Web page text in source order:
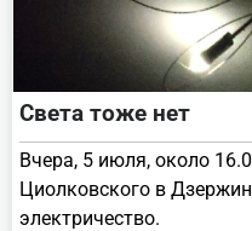
Света тоже нет
Вчера, 5 июля, около
Циолковского в
электричество.